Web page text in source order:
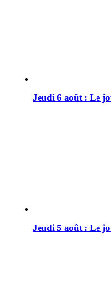
Jeudi 6 août : Le
Jeudi 5 août : Le